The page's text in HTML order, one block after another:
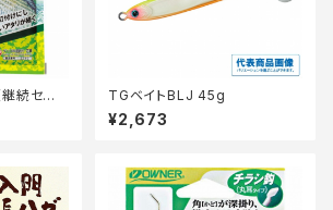
続セー
TGベイトBLJ 45g
¥2,673